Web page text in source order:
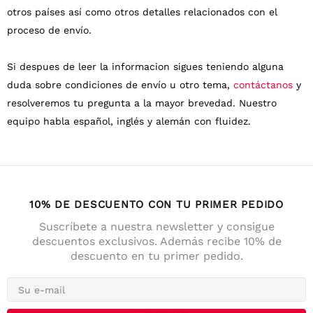
otros países así como otros detalles relacionados con el
proceso de envío.
Si despues de leer la informacion sigues teniendo alguna
duda sobre condiciones de envío u otro tema, contáctanos y
resolveremos tu pregunta a la mayor brevedad. Nuestro
equipo habla español, inglés y alemán con fluidez.
10% DE DESCUENTO CON TU PRIMER PEDIDO
Suscríbete a nuestra newsletter y consigue
descuentos exclusivos. Además recibe 10% de
descuento en tu primer pedido.
4,7 Calificación 141 Reseñas
Anonym